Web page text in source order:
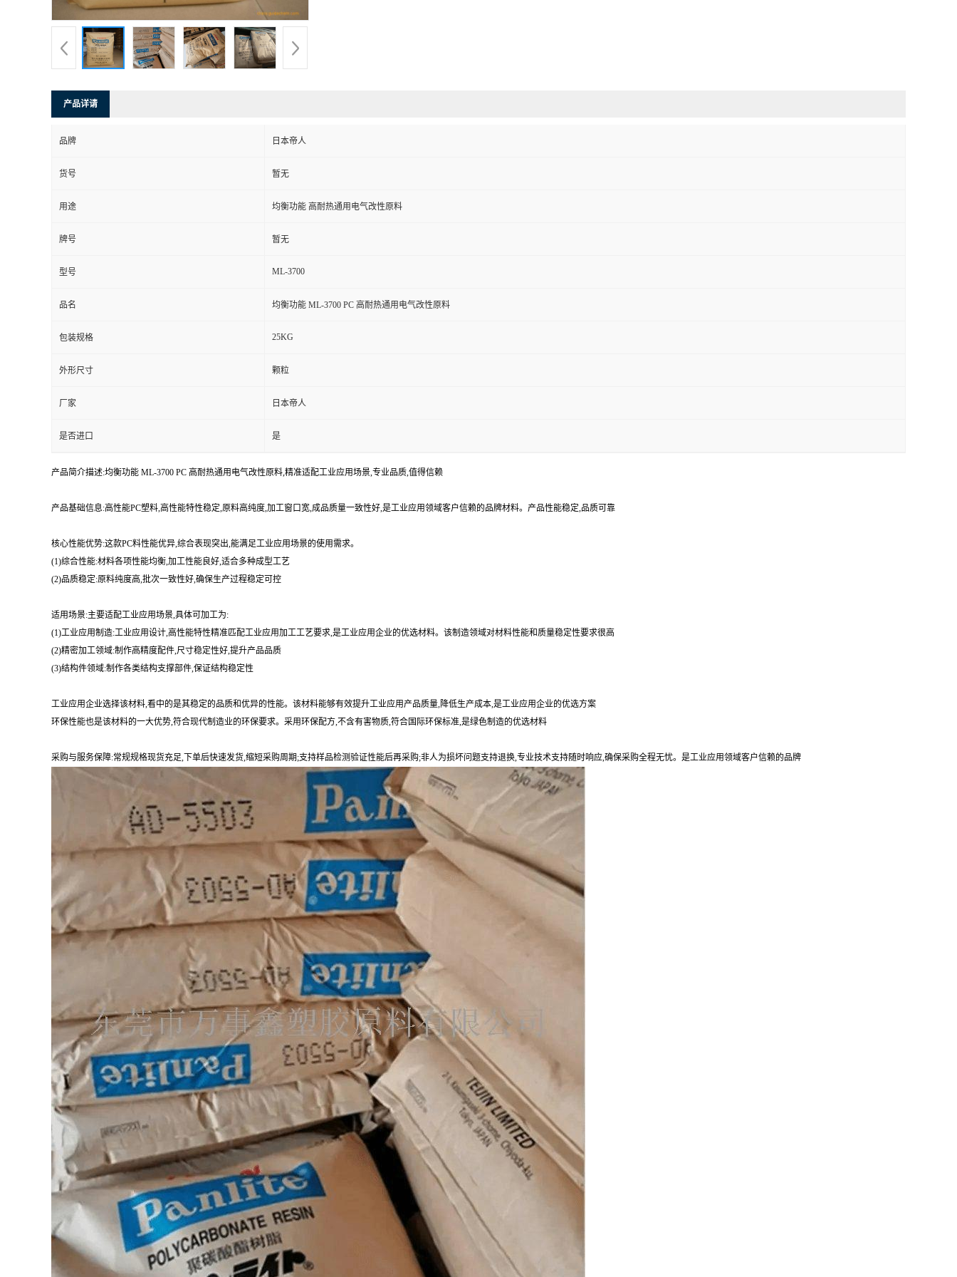
产品详请
品牌 日本帝人
货号 暂无
用途 均衡功能 高耐热通用电气改性原料
牌号 暂无
型号 ML-3700
品名 均衡功能 ML-3700 PC 高耐热通用电气改性原料
包装规格 25KG
外形尺寸 颗粒
厂家 日本帝人
是否进口 是
产品简介描述:均衡功能 ML-3700 PC 高耐热通用电气改性原料,精准适配工业应用场景,专业品质,值得信赖
产品基础信息:高性能PC塑料,高性能特性稳定,原料高纯度,加工窗口宽,成品质量一致性好,是工业应用领域客户信赖的品牌材料。产品性能稳定,品质可靠
核心性能优势:这款PC料性能优异,综合表现突出,能满足工业应用场景的使用需求。
(1)综合性能:材料各项性能均衡,加工性能良好,适合多种成型工艺
(2)品质稳定:原料纯度高,批次一致性好,确保生产过程稳定可控
适用场景:主要适配工业应用场景,具体可加工为:
(1)工业应用制造:工业应用设计,高性能特性精准匹配工业应用加工工艺要求,是工业应用企业的优选材料。该制造领域对材料性能和质量稳定性要求很高
(2)精密加工领域:制作高精度配件,尺寸稳定性好,提升产品品质
(3)结构件领域:制作各类结构支撑部件,保证结构稳定性
工业应用企业选择该材料,看中的是其稳定的品质和优异的性能。该材料能够有效提升工业应用产品质量,降低生产成本,是工业应用企业的优选方案
环保性能也是该材料的一大优势,符合现代制造业的环保要求。采用环保配方,不含有害物质,符合国际环保标准,是绿色制造的优选材料
采购与服务保障:常规规格现货充足,下单后快速发货,缩短采购周期;支持样品检测验证性能后再采购;非人为损坏问题支持退换,专业技术支持随时响应,确保采购全程无忧。是工业应用领域客户信赖的品牌